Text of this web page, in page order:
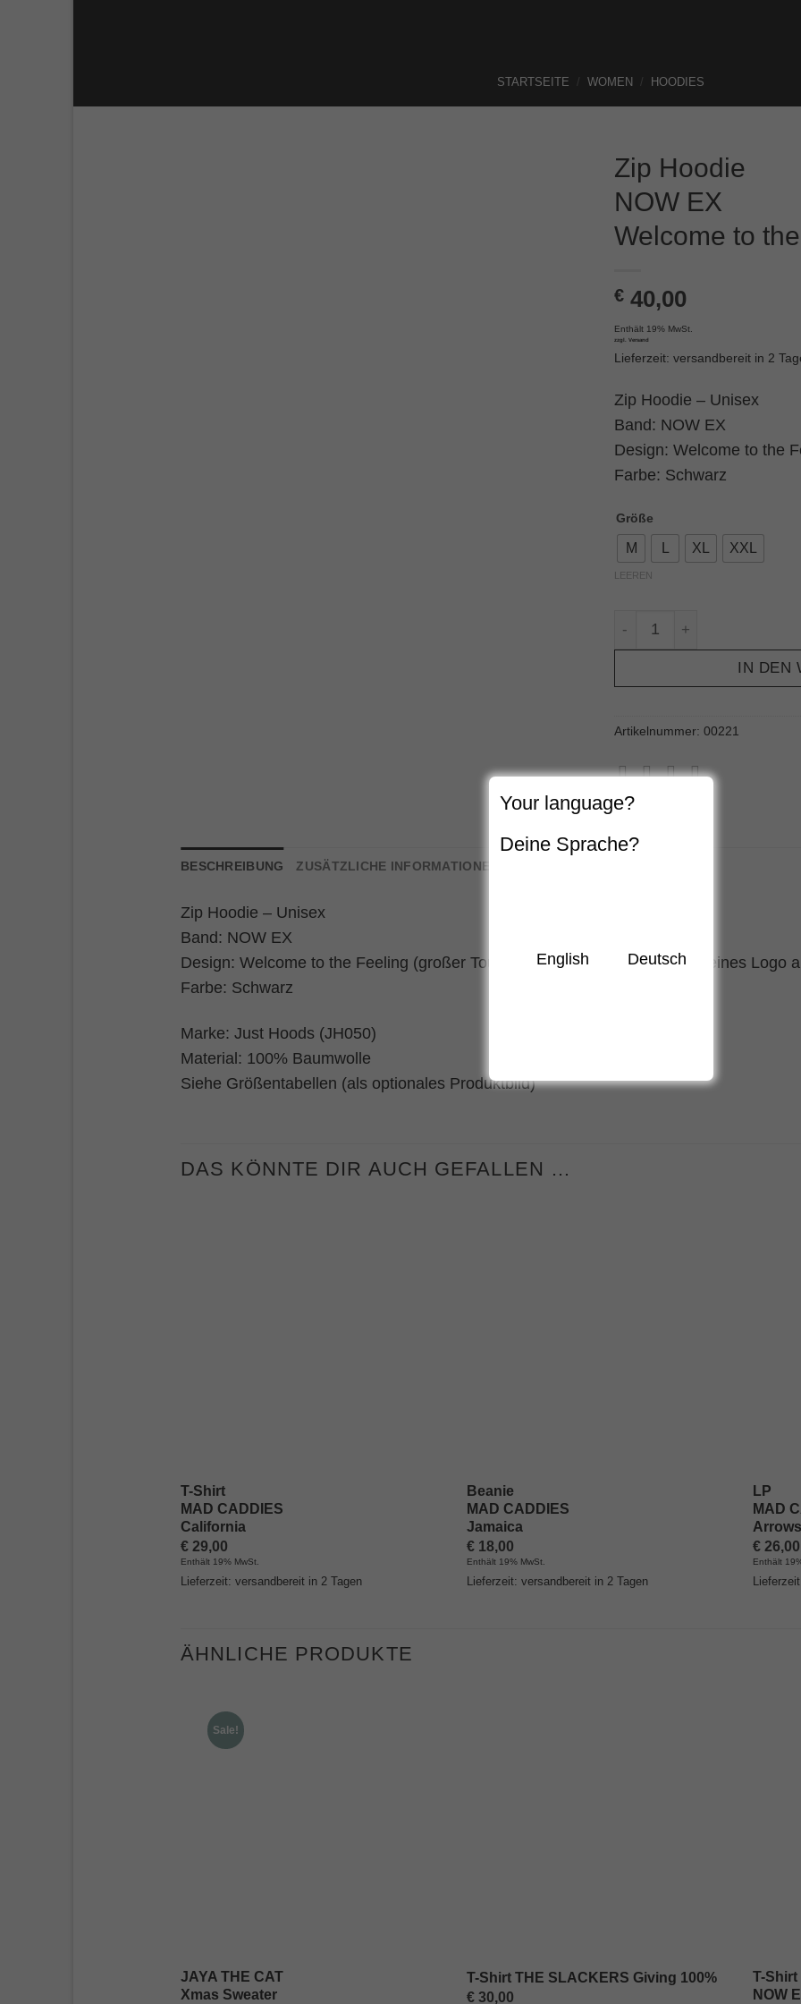
STARTSEITE / WOMEN / HOODIES
Zip Hoodie
NOW EX
Welcome to
€ 40,00
Enthält 19% MwSt.
zzgl. Versand
Lieferzeit: versandbereit in 2
Zip Hoodie – Unisex
Band: NOW EX
Design: Welcome to the
Farbe: Schwarz
Größe
M XL XXL
LEEREN
Zip Hoodie NOW EX
IN DEN
Artikelnummer: 00221
BESCHREIBUNG ZUSÄTZLICHE INFORMATIONEN
Zip Hoodie – Unisex
Band: NOW EX
Design: Welcome to the Feeling (großer Tour Design Rückenaufdruck & kleines Logo
Farbe: Schwarz
Marke: Just Hoods (JH050)
Material: 100% Baumwolle
Siehe Größentabellen (als optionales Produktbild)
DAS KÖNNTE DIR AUCH GEFALLEN …
T-Shirt
MAD CADDIES
California
€29,00
Enthält 19% MwSt.
Lieferzeit: versandbereit in 2 Tagen
Beanie
MAD CADDIES
Jamaica
€18,00
Enthält 19% MwSt.
Lieferzeit: versandbereit in 2 Tagen
LP
MAD
€26,00
Enthält
ÄHNLICHE PRODUKTE
Sale!
JAYA THE CAT
Xmas Sweater
T-Shirt THE SLACKERS Giving 100%
€30,00
T-Shirt
NOW
Your language?
Deine Sprache?
English Deutsch